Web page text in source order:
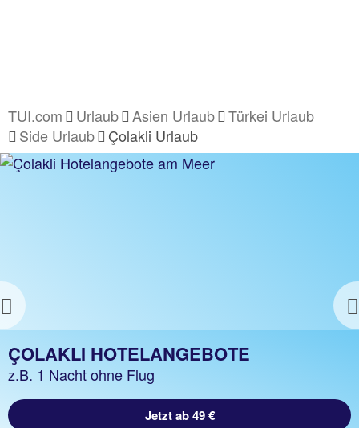
TUI.com Urlaub Asien Urlaub
Türkei Urlaub
Side Urlaub
Çolakli Urlaub
Previous
ÇOLAKLI URLAUB
z.B. 1 Woche Hotel inkl. Flug
Jetzt ab 618 €
ÇOLAKLI HOTELANGEBOTE
z.B. 1 Nacht ohne Flug
Jetzt ab 49 €